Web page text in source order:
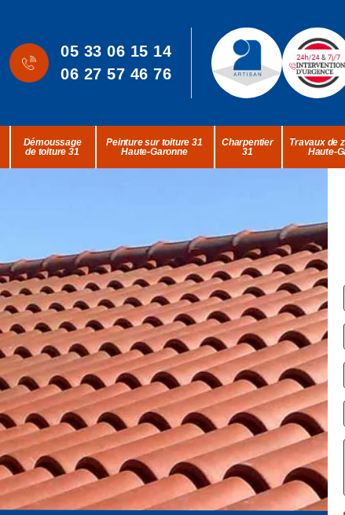
05 33 06 15 14
06 27 57 46 76
Démoussage
de toiture 31
Peinture sur toiture 31
Haute-Garonne
Charpentier
31
Travaux de
Haute-